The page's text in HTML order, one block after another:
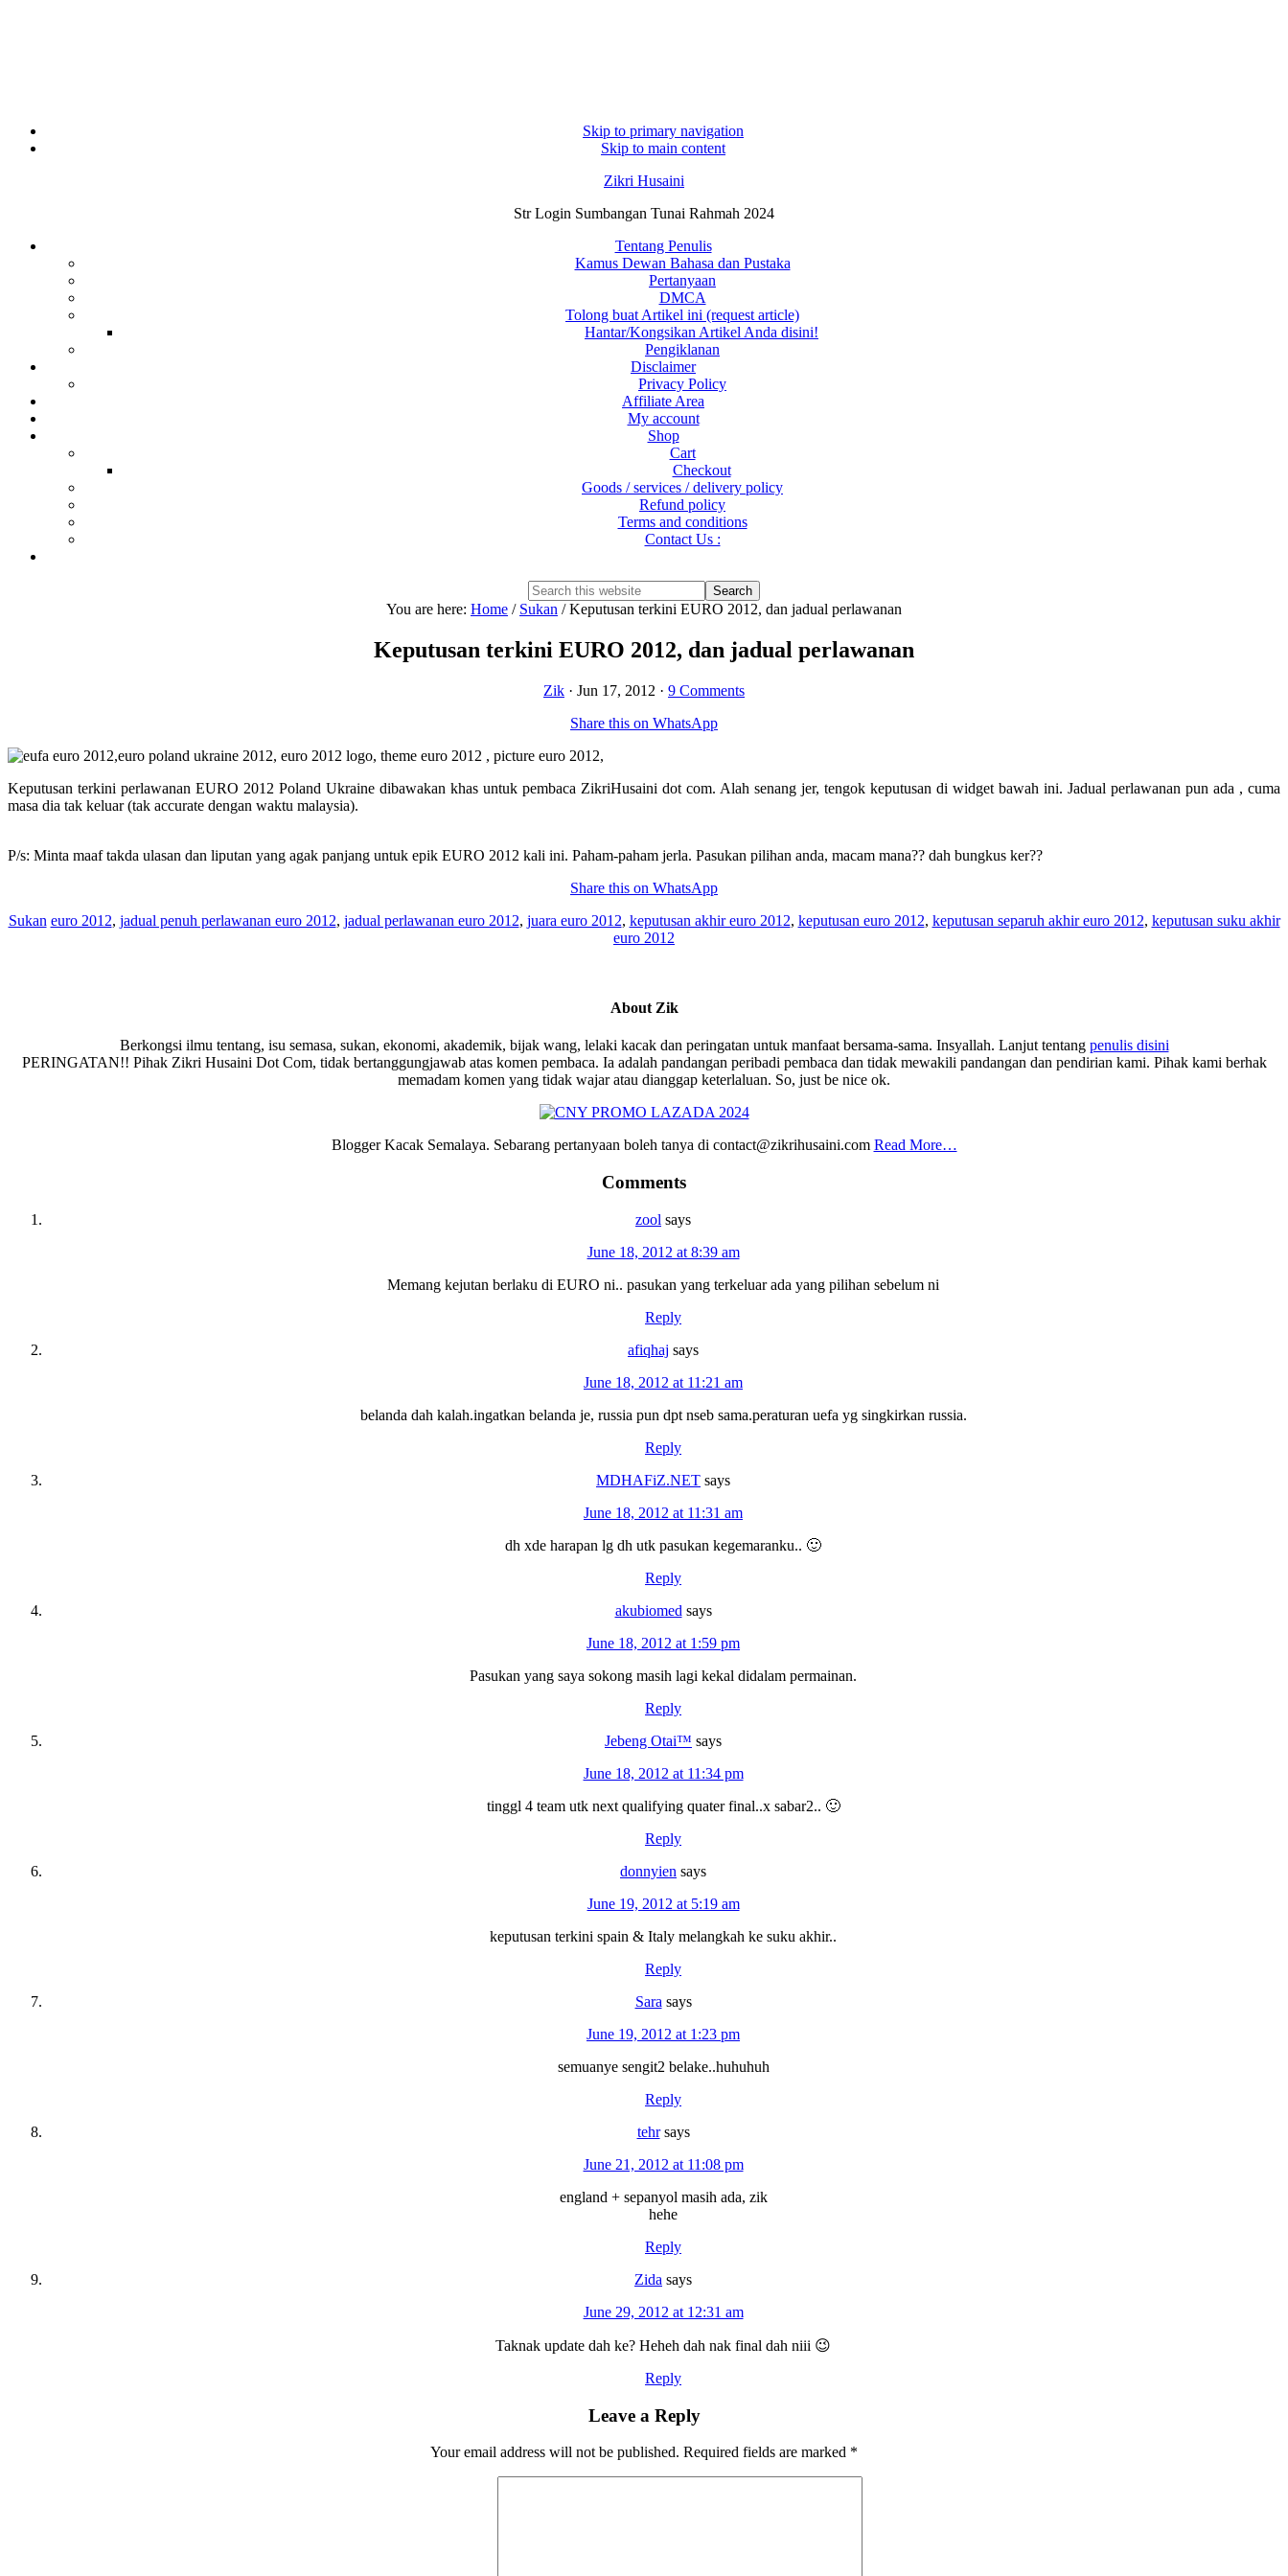
Skip to primary navigation
Skip to main content
Zikri Husaini
Str Login Sumbangan Tunai Rahmah 2024
Tentang Penulis
Kamus Dewan Bahasa dan Pustaka
Pertanyaan
DMCA
Tolong buat Artikel ini (request article)
Hantar/Kongsikan Artikel Anda disini!
Pengiklanan
Disclaimer
Privacy Policy
Affiliate Area
My account
Shop
Cart
Checkout
Goods / services / delivery policy
Refund policy
Terms and conditions
Contact Us :
Search
this
Hide
You are here: Home / Sukan /Keputusan terkini EURO 2012, dan jadual perlawanan
Keputusan terkini EURO 2012, dan jadual perlawanan
Zik · Jun 17, 2012 · 9 Comments
Share this on WhatsApp
Keputusan terkini perlawanan EURO 2012 Poland Ukraine dibawakan khas untuk pembaca ZikriHusaini dot com. Alah senang jer, tengok keputusan di widget bawah ini. Jadual perlawanan pun ada , cuma
masa dia tak keluar (tak accurate dengan waktu malaysia).
P/s: Minta maaf takda ulasan dan liputan yang agak panjang untuk epik EURO 2012 kali ini. Paham-paham jerla. Pasukan pilihan anda, macam mana?? dah bungkus ker??
Share this on WhatsApp
Sukan euro 2012, jadual penuh perlawanan euro 2012, jadual perlawanan euro 2012, juara euro 2012, keputusan akhir euro 2012, keputusan euro 2012, keputusan separuh akhir euro 2012, keputusan suku akhir
euro 2012
About Zik
Berkongsi ilmu tentang, isu semasa, sukan, ekonomi, akademik, bijak wang, lelaki kacak dan peringatan untuk manfaat bersama-sama. Insyallah. Lanjut tentang penulis disini
PERINGATAN!! Pihak Zikri Husaini Dot Com, tidak bertanggungjawab atas komen pembaca. Ia adalah pandangan peribadi pembaca dan tidak mewakili pandangan dan pendirian kami. Pihak kami berhak
memadam komen yang tidak wajar atau dianggap keterlaluan. So, just be nice ok.
Blogger Kacak Semalaya. Sebarang pertanyaan boleh tanya di contact@zikrihusaini.com Read More…
Comments
zool says
June 18, 2012 at 8:39 am
Memang kejutan berlaku di EURO ni.. pasukan yang terkeluar ada yang pilihan sebelum ni
Reply
afiqhaj says
June 18, 2012 at 11:21 am
belanda dah kalah.ingatkan belanda je, russia pun dpt nseb sama.peraturan uefa yg singkirkan russia.
Reply
MDHAFiZ.NET says
June 18, 2012 at 11:31 am
dh xde harapan lg dh utk pasukan kegemaranku.. 🙂
Reply
akubiomed says
June 18, 2012 at 1:59 pm
Pasukan yang saya sokong masih lagi kekal didalam permainan.
Reply
Jebeng Otai™ says
June 18, 2012 at 11:34 pm
tinggl 4 team utk next qualifying quater final..x sabar2.. 🙂
Reply
donnyien says
June 19, 2012 at 5:19 am
keputusan terkini spain & Italy melangkah ke suku akhir..
Reply
Sara says
June 19, 2012 at 1:23 pm
semuanye sengit2 belake..huhuhuh
Reply
tehr says
June 21, 2012 at 11:08 pm
england + sepanyol masih ada, zik
hehe
Reply
Zida says
June 29, 2012 at 12:31 am
Taknak update dah ke? Heheh dah nak final dah niii 😉
Reply
Leave a Reply
Your email address will not be published. Required fields are marked *